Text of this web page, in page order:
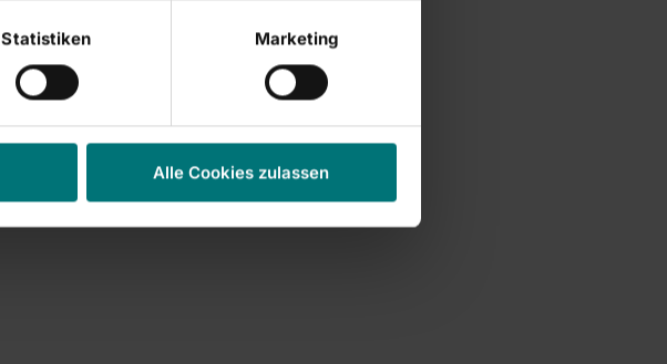
Statistiken Marketing
Alle Cookies zulassen